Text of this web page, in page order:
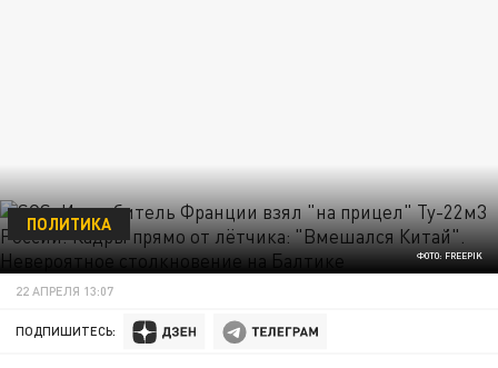
ФОТО: FREEPIK
ПОЛИТИКА
22 АПРЕЛЯ 13:07
ПОДПИШИТЕСЬ: